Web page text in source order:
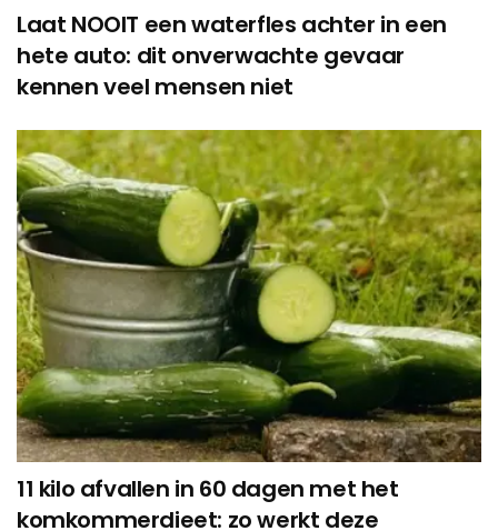
Laat NOOIT een waterfles achter in een
hete auto: dit onverwachte gevaar
kennen veel mensen niet
11 kilo afvallen in 60 dagen met het
komkommerdieet: zo werkt deze